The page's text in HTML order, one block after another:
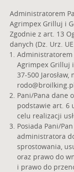
Administratorem
Agrimpex Grilluj i
Zgodnie z art. 13
danych (Dz. Urz.
Administratorem
Agrimpex Grilluj
37-500
Pani/Pana dane
podstawie art. 6
celu realizacji
Posiada Pani/
administratora
sprostowania,
oraz prawo do
i prawo do